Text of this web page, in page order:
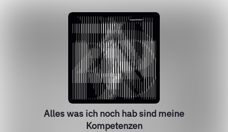
Alles was ich noch hab sind meine
Kompetenzen